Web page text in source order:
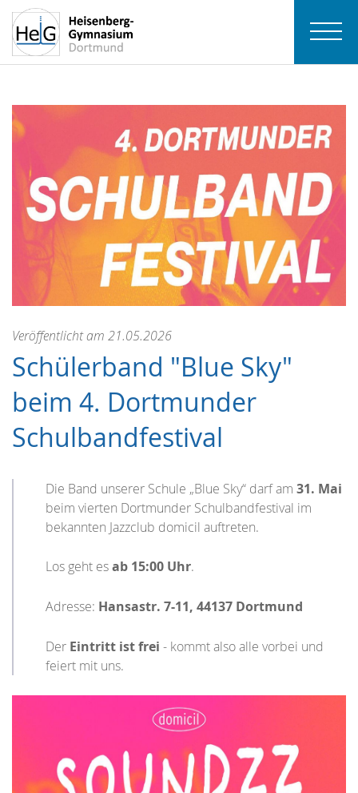
Veröffentlicht am 21.05.2026
Schülerband "Blue Sky"
beim 4. Dortmunder
Schulbandfestival
Die Band unserer Schule „Blue Sky“ darf am 31. Mai
beim vierten Dortmunder Schulbandfestival im
bekannten Jazzclub domicil auftreten.
Los geht esab 15:00 Uhr.
Adresse: Hansastr. 7-11, 44137 Dortmund
Der Eintritt ist frei - kommt also alle vorbei und
feiert mit uns.